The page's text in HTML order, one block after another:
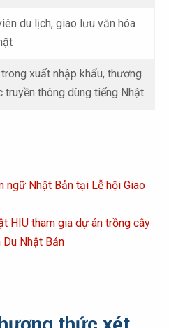
du lịch, giao lưu văn hóa
xuất nhập khẩu, thương
truyền thông dùng tiếng Nhật
ngữ Nhật Bản tại Lễ hội Giao
HIU tham gia dự án trồng cây
Nhật Bản